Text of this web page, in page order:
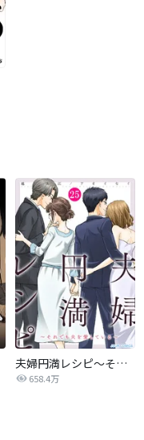
夫婦円満レシピ～それでも夫を愛している～
658.4万